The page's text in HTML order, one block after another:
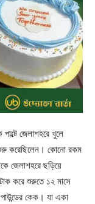
জেলাশহরে খুলে
করেছিলেন। কোনো রকম
জেলাশহরে ছড়িয়ে
করে শুরুতে ১২ মাসে
কেক। যা একা